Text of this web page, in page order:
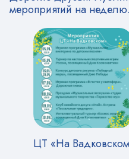
мероприятий на неделю.
ЦТ «На